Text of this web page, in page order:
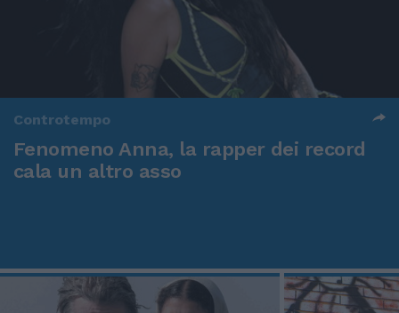
Controtempo
Fenomeno Anna, la rapper dei record
cala un altro asso